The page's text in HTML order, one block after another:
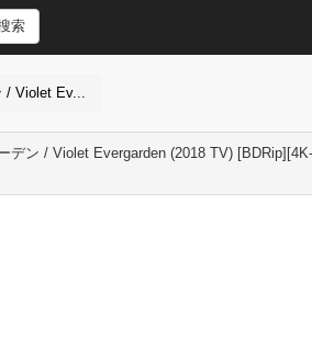
索
/ Violet Ev...
ン / Violet Evergarden (2018 TV)